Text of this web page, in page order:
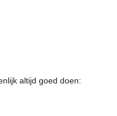
altijd goed doen: